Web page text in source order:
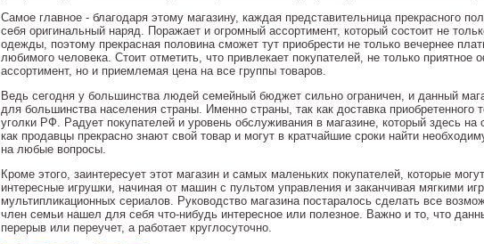
Самое главное - благодаря этому магазину, каждая представительница прекрасного
себя оригинальный наряд. Поражает и огромный ассортимент, который состоит не
одежды, поэтому прекрасная половина сможет тут приобрести не только вечернее
любимого человека. Стоит отметить, что привлекает покупателей, не только
ассортимент, но и приемлемая цена на все группы товаров.
Ведь сегодня у большинства людей семейный бюджет сильно ограничен, и данный
для большинства населения страны. Именно страны, так как доставка приобретенного
уголки РФ. Радует покупателей и уровень обслуживания в магазине, который здесь
как продавцы прекрасно знают свой товар и могут в кратчайшие сроки найти
на любые вопросы.
Кроме этого, заинтересует этот магазин и самых маленьких покупателей, которые
интересные игрушки, начиная от машин с пультом управления и заканчивая мягкими
мультипликационных сериалов. Руководство магазина постаралось сделать все
член семьи нашел для себя что-нибудь интересное или полезное. Важно и то, что
перерыв или переучет, а работает круглосуточно.